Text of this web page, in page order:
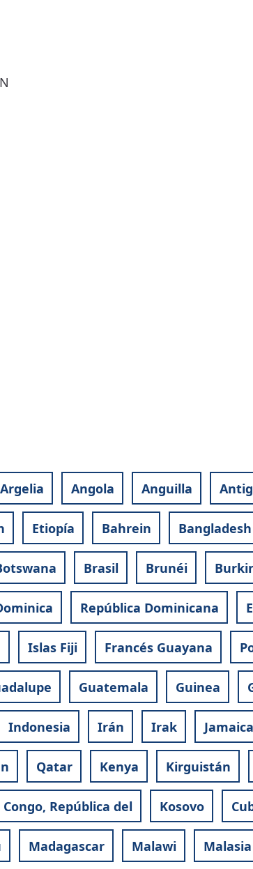
Argelia Angola Anguilla
Etiopía Bahrein Bangladesh
Brasil Brunéi
República Dominicana
Islas Fiji Francés Guayana
Guatemala Guinea
Indonesia Irán Irak Jamaica
Qatar Kenya Kirguistán
Congo, República del Kosovo
Madagascar Malawi Malasia